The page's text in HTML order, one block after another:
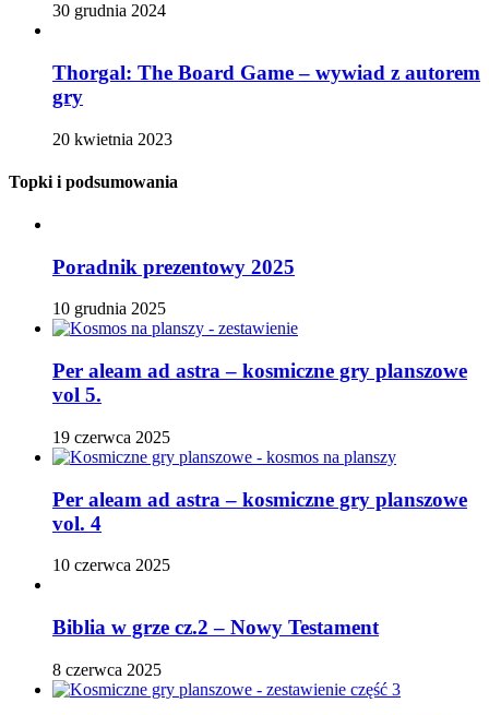
30 grudnia 2024
Thorgal: The Board Game – wywiad z autorem
gry
20 kwietnia 2023
Topki i podsumowania
Poradnik prezentowy 2025
10 grudnia 2025
Per aleam ad astra – kosmiczne gry planszowe
vol 5.
19 czerwca 2025
Per aleam ad astra – kosmiczne gry planszowe
vol. 4
10 czerwca 2025
Biblia w grze cz.2 – Nowy Testament
8 czerwca 2025